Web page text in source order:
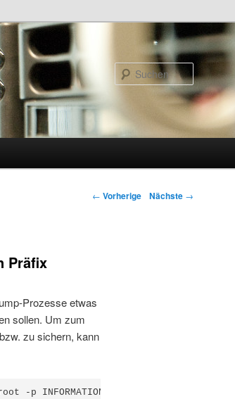
Suchen
← Vorherige Nächste →
Präfix
Prozesse etwas
sollen. Um zum
zu sichern, kann
INFORMATION_SCHEMA > /tmp/databases